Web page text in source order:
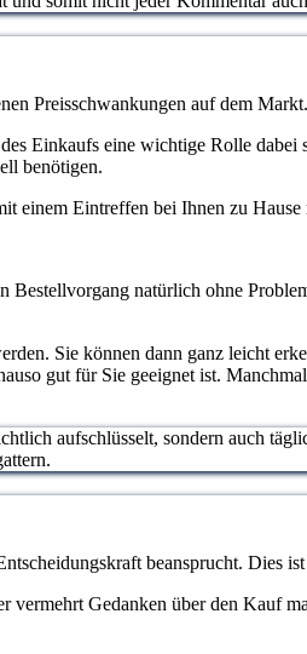
Preisschwankungen auf dem Markt.
Einkaufs eine wichtige Rolle dabei
benötigen.
einem Eintreffen bei Ihnen zu Hause
Bestellvorgang natürlich ohne
Sie können dann ganz leicht
gut für Sie geeignet ist.
aufschlüsselt, sondern auch
beansprucht. Dies
Gedanken über den Kauf